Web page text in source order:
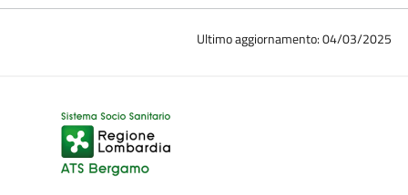
Ultimo aggiornamento: 04/03/2025